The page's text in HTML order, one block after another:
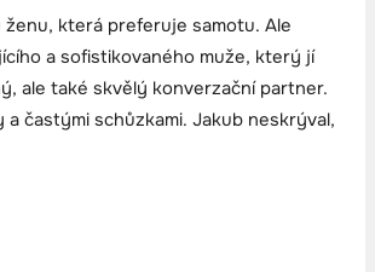
ženu, která preferuje samotu. Ale
a sofistikovaného muže, který jí
ale také skvělý konverzační partner.
častými schůzkami. Jakub neskrýval,